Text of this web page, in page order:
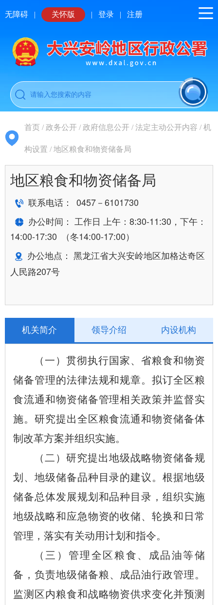
无障碍 | 关怀版 | 登录 | 注册
首页 /政务公开 /政府信息公开 /法定主动公开内容 /机
构设置 /地区粮食和物资储备局
地区粮食和物资储备局
联系电话： 0457－6101730
办公时间： 工作日 上午：8:30-11:30，下午：
14:00-17:30 （冬14:00-17:00）
办公地点： 黑龙江省大兴安岭地区加格达奇区
人民路207号
机关简介 领导介绍 内设机构
（一）贯彻执行国家、省粮食和物资
储备管理的法律法规和规章。拟订全区粮
食流通和物资储备管理相关政策并监督实
施。研究提出全区粮食流通和物资储备体
制改革方案并组织实施。
（二 ） 研究提出地级战略物资储备规
划、 地级储备品种目录的建议。根据地级
储备总体发展规划和品种目录 ，组织实施
地级战略和应急物资的收储、轮换和日常
管理 ， 落实有关动用计划和指令。
（ 三 ） 管理全 区粮食、成品油等储
备 ， 负责地级储备粮、成品油行政管理。
监测 区内粮食和战略物资供求变化并预测